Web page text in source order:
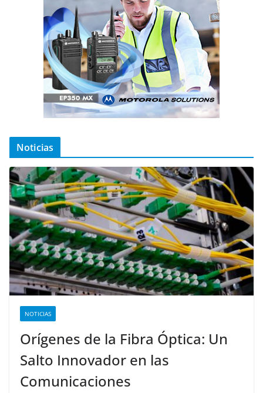
Noticias
NOTICIAS
Orígenes de la Fibra Óptica: Un
Salto Innovador en las
Comunicaciones